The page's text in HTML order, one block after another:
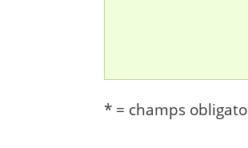
* = champs